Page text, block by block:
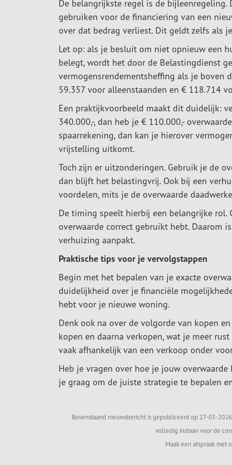
De belangrijkste regel is de
gebruiken voor de financiering van een
over dat bedrag verliest. Dit geldt zelfs als
Let op: als je besluit om niet opnieuw een
belegt, wordt het door de Belastingdienst
vermogensrendementsheffing als je boven
59.357 voor alleenstaanden en € 118.714
Een praktijkvoorbeeld maakt dit duidelijk:
340.000,-, dan heb je € 110.000,-
spaarrekening, dan kan je hierover
vrijstelling uitkomt.
Toch zijn er uitzonderingen. Gebruik je de
dan blijft het belastingvrij. Ook bij een
voordelen, mits je de overwaarde
De timing speelt hierbij een belangrijke rol.
overwaarde correct gebruikt hebt. Daarom
verhuizing aanpakt.
Praktische tips voor je vervolgstappen
Begin met het bepalen van je exacte
duidelijkheid over je financiële
hebt voor je nieuwe woning.
Denk ook na over de volgorde van kopen
kopen en daarna verkopen, wat je meer
vaak afhankelijk van een verkoop onder
Heb je vragen over hoe je jouw
je graag om de juiste strategie te bepalen
Bovenstaand nieuwsbericht is gepubliceerd op 27-03-
volledig instaan voor de
Maak een afspraak met